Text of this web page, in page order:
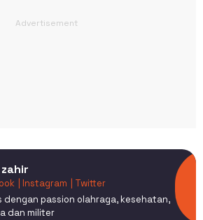
| Instagram
| Twitter
dengan passion olahraga, kesehatan,
dan militer